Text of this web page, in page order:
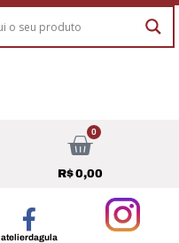
0
R$0,00
atelierdagula